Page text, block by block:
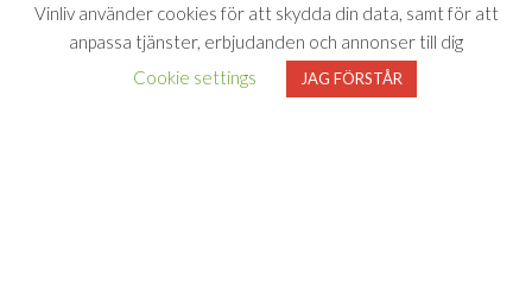
Vinliv använder cookies för att skydda din data, samt för att
anpassa tjänster, erbjudanden och annonser till dig
Cookie settings
JAG FÖRSTÅR